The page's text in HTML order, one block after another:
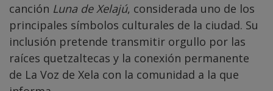
canción Luna de Xelajú, considerada uno de los
principales símbolos culturales de la ciudad. Su
inclusión pretende transmitir orgullo por las
raíces quetzaltecas y la conexión permanente
de La Voz de Xela con la comunidad a la que